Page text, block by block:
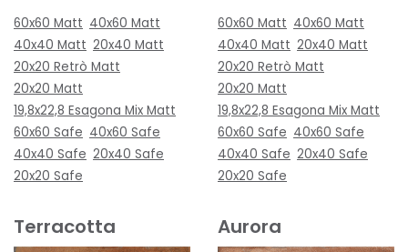
60x60 Matt 40x60 Matt
40x40 Matt 20x40 Matt
20x20 Retrò Matt
20x20 Matt
19,8x22,8 Esagona Mix Matt
60x60 Safe 40x60 Safe
40x40 Safe 20x40 Safe
20x20 Safe
60x60 Matt 40x60 Matt
40x40 Matt 20x40 Matt
20x20 Retrò Matt
20x20 Matt
19,8x22,8 Esagona Mix Matt
60x60 Safe 40x60 Safe
40x40 Safe 20x40 Safe
20x20 Safe
Terracotta Aurora